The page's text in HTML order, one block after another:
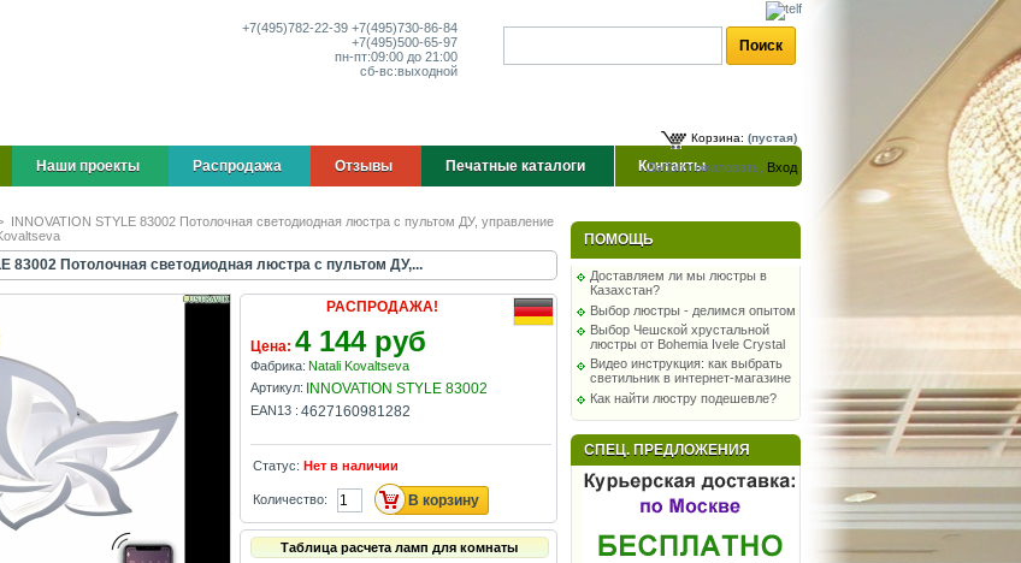
+7(495)782-22-39 +7(495)730-86-84
+7(495)500-65-97
пн-пт:09:00 до 21:00
сб-вс:выходной
Корзина: (пустая)
Добро пожаловать, Вход
Наши проекты Распродажа Отзывы Печатные каталоги Контакты
INNOVATION STYLE 83002 Потолочная светодиодная люстра с пультом ДУ, управление
83002 Потолочная светодиодная люстра с пультом ДУ,...
РАСПРОДАЖА!
Цена: 4 144 руб
Фабрика: Natali Kovaltseva
Артикул: INNOVATION STYLE 83002
EAN13 : 4627160981282
Статус: Нет в наличии
Количество:
Таблица расчета ламп для комнаты
ПОМОЩЬ
Доставляем ли мы люстры в
Казахстан?
Выбор люстры - делимся опытом
Выбор Чешской хрустальной
люстры от Bohemia Ivele Crystal
Видео инструкция: как выбрать
светильник в интернет-магазине
Как найти люстру подешевле?
СПЕЦ. ПРЕДЛОЖЕНИЯ